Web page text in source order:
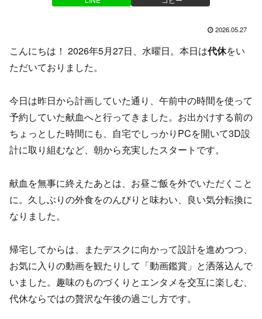
2026.05.27
こんにちは！ 2026年5月27日、水曜日。本日は代休をい
ただいておりました。
今日は昨日から計画していた通り、午前中の時間を使って
予約していた献血へと行ってきました。お出かけする前の
ちょっとした時間にも、自宅でしっかりPCを開いて3D設
計に取り組むなど、朝から充実したスタートです。
献血を無事に終えたあとは、お昼ご飯を外でいただくこと
に。久しぶりの外食をのんびりと味わい、良い気分転換に
なりました。
帰宅してからは、またデスクに向かって設計を進めつつ、
お気に入りの動画を観たりして「動画鑑賞」と洒落込んで
いました。趣味のものづくりとエンタメを交互に楽しむ、
代休ならではの贅沢な午後の過ごし方です。